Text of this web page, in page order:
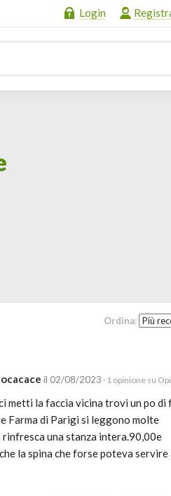
Login
Ordina:
il 02/08/2023 · 1 opinione su
metti la faccia vicina trovi un po di
Farma di Parigi si leggono molte
una stanza intera.90,00e
la spina che forse poteva servire